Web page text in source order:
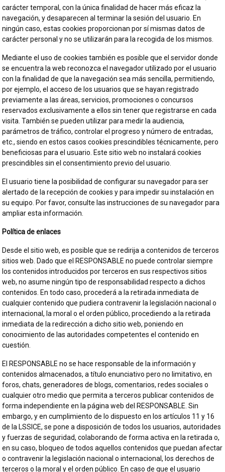
carácter temporal, con la única finalidad de hacer más eficaz la
navegación, y desaparecen al terminar la sesión del usuario. En
ningún caso, estas cookies proporcionan por sí mismas datos de
carácter personal y no se utilizarán para la recogida de los mismos.
Mediante el uso de cookies también es posible que el servidor donde
se encuentra la web reconozca el navegador utilizado por el usuario
con la finalidad de que la navegación sea más sencilla, permitiendo,
por ejemplo, el acceso de los usuarios que se hayan registrado
previamente a las áreas, servicios, promociones o concursos
reservados exclusivamente a ellos sin tener que registrarse en cada
visita. También se pueden utilizar para medir la audiencia,
parámetros de tráfico, controlar el progreso y número de entradas,
etc., siendo en estos casos cookies prescindibles técnicamente, pero
beneficiosas para el usuario. Este sitio web no instalará cookies
prescindibles sin el consentimiento previo del usuario.
El usuario tiene la posibilidad de configurar su navegador para ser
alertado de la recepción de cookies y para impedir su instalación en
su equipo. Por favor, consulte las instrucciones de su navegador para
ampliar esta información.
Política de enlaces
Desde el sitio web, es posible que se redirija a contenidos de terceros
sitios web. Dado que el RESPONSABLE no puede controlar siempre
los contenidos introducidos por terceros en sus respectivos sitios
web, no asume ningún tipo de responsabilidad respecto a dichos
contenidos. En todo caso, procederá a la retirada inmediata de
cualquier contenido que pudiera contravenir la legislación nacional o
internacional, la moral o el orden público, procediendo a la retirada
inmediata de la redirección a dicho sitio web, poniendo en
conocimiento de las autoridades competentes el contenido en
cuestión.
El RESPONSABLE no se hace responsable de la información y
contenidos almacenados, a título enunciativo pero no limitativo, en
foros, chats, generadores de blogs, comentarios, redes sociales o
cualquier otro medio que permita a terceros publicar contenidos de
forma independiente en la página web del RESPONSABLE. Sin
embargo, y en cumplimiento de lo dispuesto en los artículos 11 y 16
de la LSSICE, se pone a disposición de todos los usuarios, autoridades
y fuerzas de seguridad, colaborando de forma activa en la retirada o,
en su caso, bloqueo de todos aquellos contenidos que puedan afectar
o contravenir la legislación nacional o internacional, los derechos de
terceros o la moral y el orden público. En caso de que el usuario